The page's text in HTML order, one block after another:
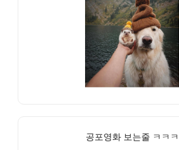
공포영화 보는줄 ㅋㅋㅋ